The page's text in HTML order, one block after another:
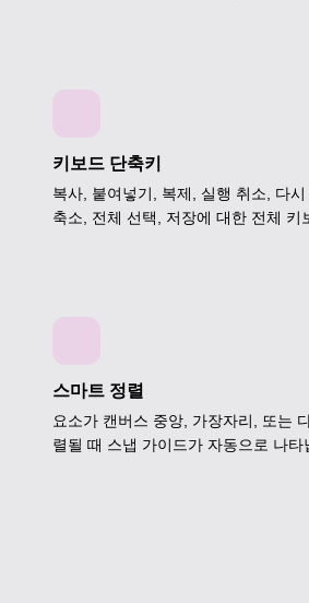
키보드 단축키
복사, 붙여넣기, 복제, 실행 취소, 다
축소, 전체 선택, 저장에 대한 전체 키
스마트 정렬
요소가 캔버스 중앙, 가장자리, 또는
렬될 때 스냅 가이드가 자동으로 나타